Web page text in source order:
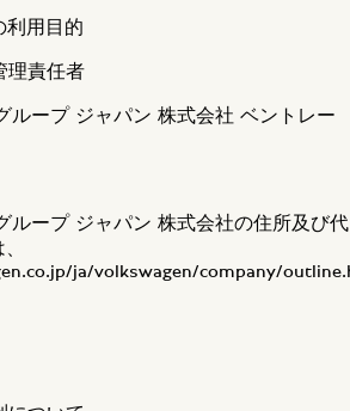
利用目的
責任者
ループ ジャパン 株式会社 ベントレー
ループ ジャパン 株式会社の住所及び代
ja/volkswagen/company/